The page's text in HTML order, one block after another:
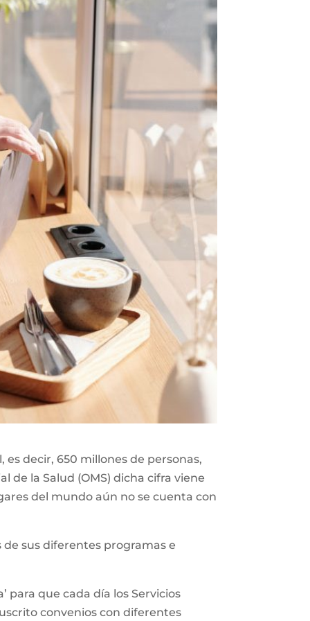
es decir, 650 millones de personas,
de la Salud (OMS) dicha cifra viene
del mundo aún no se cuenta con
de sus diferentes programas e
para que cada día los Servicios
convenios con diferentes